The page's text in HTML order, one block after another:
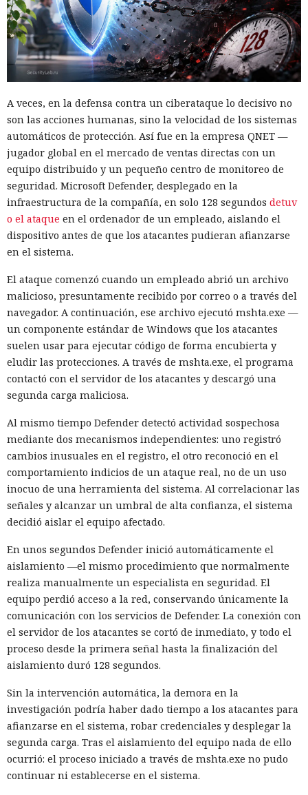
esquema de ofertas de trabajo falsas: atraían a los
desarrolladores con salarios altos y les pedían, como tarea
de prueba, descargar un programa que instalaba
sigilosamente código malicioso en el equipo. Esta táctica,
conocida como "Entrevista contagiosa", es empleada por los
grupos norcoreanos desde 2022.
Entre las organizaciones afectadas Stikas mencionó el
Hospital Infantil de Boston, que albergaba una base de datos
sobre la salud de estadounidenses durante la pandemia; la
empresa japonesa AEON Smart Technology; el fabricante
chino de teléfonos Oppo; los servicios de criptomonedas
Coinbase y Uniswap Labs; el Consejo Superior de la
Magistratura de Italia; una unidad del saudí Al Rajhi Bank; y
el gobierno de Flandes en Bélgica.
A pesar del acceso a datos sensibles, los hackers en casi
todos los casos se concentraban en las carteras de
criptomonedas, ignorando el resto de la información.
Marcus Hutchins, analista de la empresa Expel, señaló que
esa especialización tan estrecha no es motivo para confiarse:
si el grupo mantiene acceso persistente al sistema de la
víctima, otro equipo norcoreano de espionaje podría
aprovecharlo.
La expansión de los ataques se vio favorecida por
contratistas externos comprometidos, que tenían acceso a
decenas de empresas: a uno de ellos Stikas le encontró
claves para 30 organizaciones. Algunas de las compañías
notificadas corrigieron las vulnerabilidades y revocaron las
credenciales comprometidas.
Para reducir el riesgo, las empresas deberían verificar con
mayor rigor a los contratistas y desarrolladores, limitarles
el acceso a los sistemas críticos y no ejecutar programas
externos recibidos como tareas de prueba durante el
proceso de contratación.
El DHS intentó acceder a chats
privados de Signal, pero un
tribunal rechazó rápidamente
su petición
Cuanto más investigaban las autoridades, más se agudizaba
el debate sobre la privacidad en Internet.
A veces, en la defensa contra un ciberataque lo decisivo no
son las acciones humanas, sino la velocidad de los sistemas
automáticos de protección. Así fue en la empresa QNET —
jugador global en el mercado de ventas directas con un
equipo distribuido y un pequeño centro de monitoreo de
seguridad. Microsoft Defender, desplegado en la
infraestructura de la compañía, en solo 128 segundos detuv
o el ataque en el ordenador de un empleado, aislando el
dispositivo antes de que los atacantes pudieran afianzarse
en el sistema.
El ataque comenzó cuando un empleado abrió un archivo
malicioso, presuntamente recibido por correo o a través del
navegador. A continuación, ese archivo ejecutó mshta.exe —
un componente estándar de Windows que los atacantes
suelen usar para ejecutar código de forma encubierta y
eludir las protecciones. A través de mshta.exe, el programa
contactó con el servidor de los atacantes y descargó una
segunda carga maliciosa.
Al mismo tiempo Defender detectó actividad sospechosa
mediante dos mecanismos independientes: uno registró
cambios inusuales en el registro, el otro reconoció en el
comportamiento indicios de un ataque real, no de un uso
inocuo de una herramienta del sistema. Al correlacionar las
señales y alcanzar un umbral de alta confianza, el sistema
decidió aislar el equipo afectado.
En unos segundos Defender inició automáticamente el
aislamiento —el mismo procedimiento que normalmente
realiza manualmente un especialista en seguridad. El
equipo perdió acceso a la red, conservando únicamente la
comunicación con los servicios de Defender. La conexión con
el servidor de los atacantes se cortó de inmediato, y todo el
proceso desde la primera señal hasta la finalización del
aislamiento duró 128 segundos.
Sin la intervención automática, la demora en la
investigación podría haber dado tiempo a los atacantes para
afianzarse en el sistema, robar credenciales y desplegar la
segunda carga. Tras el aislamiento del equipo nada de ello
ocurrió: el proceso iniciado a través de mshta.exe no pudo
continuar ni establecerse en el sistema.